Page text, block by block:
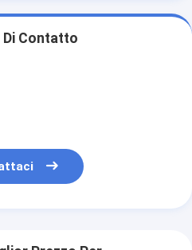
Di Contatto